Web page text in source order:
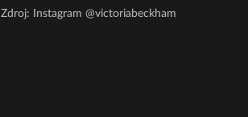
Zdroj: Instagram @victoriabeckham